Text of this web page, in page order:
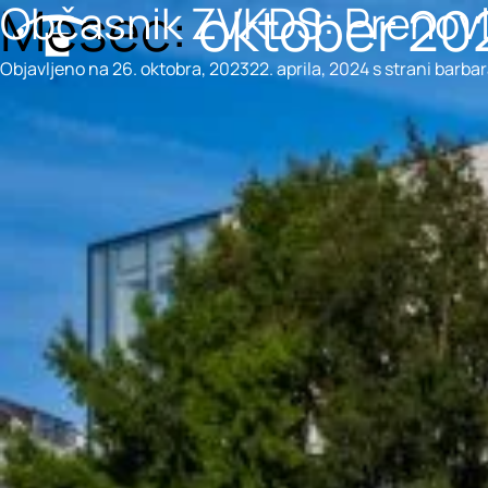
Preskoči na vsebino
Mesec:oktober
Občasnik ZVKDS:
Objavljeno na26. oktobra, 202322. aprila, 2024s strani